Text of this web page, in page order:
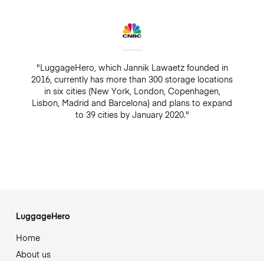
"LuggageHero, which Jannik Lawaetz founded in
2016, currently has more than 300 storage locations
in six cities (New York, London, Copenhagen,
Lisbon, Madrid and Barcelona) and plans to expand
to 39 cities by January 2020."
LuggageHero
Home
About us